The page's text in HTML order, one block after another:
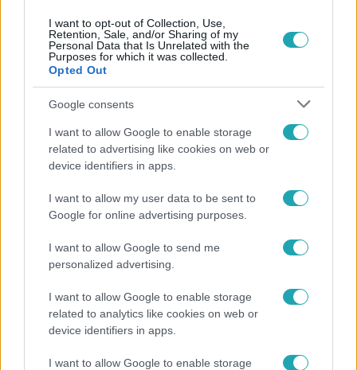
I want to opt-out of Collection, Use,
Retention, Sale, and/or Sharing of my
Personal Data that Is Unrelated with the
Purposes for which it was collected.
Opted Out
Google consents
I want to allow Google to enable storage
related to advertising like cookies on web or
device identifiers in apps.
I want to allow my user data to be sent to
Google for online advertising purposes.
I want to allow Google to send me
personalized advertising.
I want to allow Google to enable storage
related to analytics like cookies on web or
device identifiers in apps.
I want to allow Google to enable storage
Népszerű
Reggeli
Átvonul a hidegfront az országon – így alakul a